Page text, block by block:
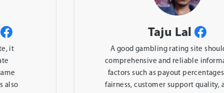
A good gambling rating site should offer
comprehensive and reliable information on
factors such as payout percentages, game
fairness, customer support quality, and user